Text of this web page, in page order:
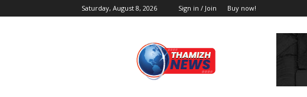
Saturday, August 8, 2026 Sign in / Join Buy now!